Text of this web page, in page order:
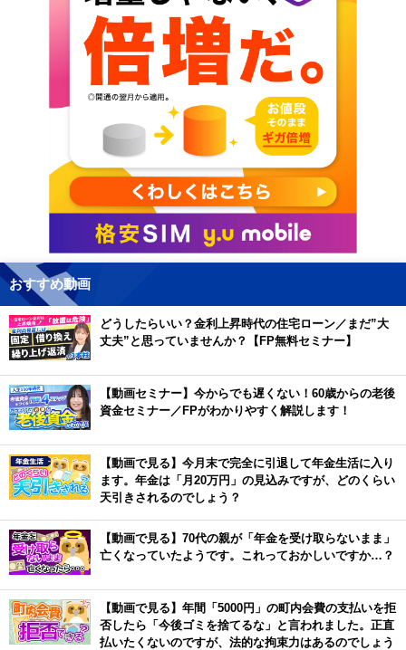
おすすめ動画
どうしたらいい？金利上昇時代の住宅ローン／まだ”大
丈夫”と思っていませんか？【FP無料セミナー】
【動画セミナー】今からでも遅くない！60歳からの老後
資金セミナー／FPがわかりやすく解説します！
【動画で見る】今月末で完全に引退して年金生活に入り
ます。年金は「月20万円」の見込みですが、どのくらい
天引きされるのでしょう？
【動画で見る】70代の親が「年金を受け取らないまま」
亡くなっていたようです。これっておかしいですか…？
【動画で見る】年間「5000円」の町内会費の支払いを拒
否したら「今後ゴミを捨てるな」と言われました。正直
払いたくないのですが、法的な拘束力はあるのでしょう